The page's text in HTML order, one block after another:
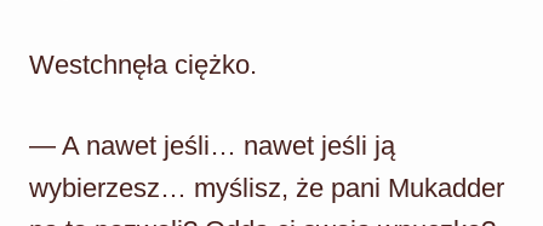
Westchnęła ciężko.
— A nawet jeśli… nawet jeśli ją
wybierzesz… myślisz, że pani Mukadder